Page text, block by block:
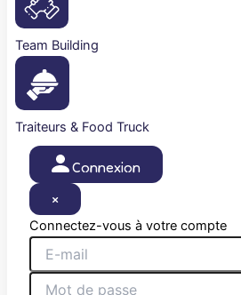
Team Building
Traiteurs & Food Truck
Connexion
×
Connectez-vous à votre compte